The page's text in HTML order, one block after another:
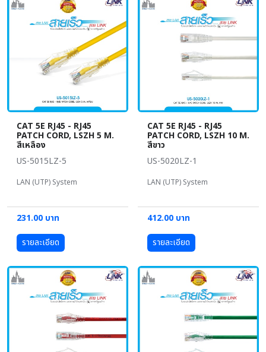
CAT 5E RJ45 - RJ45
PATCH CORD, LSZH 5 M.
สีเหลือง
US-5015LZ-5
LAN (UTP) System
231.00 บาท
รายละเอียด
CAT 5E RJ45 - RJ45
PATCH CORD, LSZH 10 M.
สีขาว
US-5020LZ-1
LAN (UTP) System
412.00 บาท
รายละเอียด